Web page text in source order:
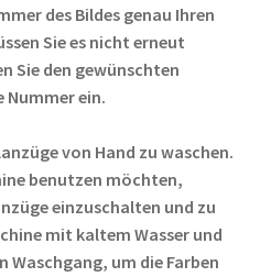
des Bildes genau Ihren
Sie es nicht erneut
Sie den gewünschten
Nummer ein.
von Hand zu waschen.
benutzen möchten,
einzuschalten und zu
mit kaltem Wasser und
Waschgang, um die Farben